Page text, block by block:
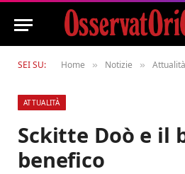
SEI SU: Home » Notizie » Attualità
ATTUALITÀ
Sckitte Doò e il
benefico